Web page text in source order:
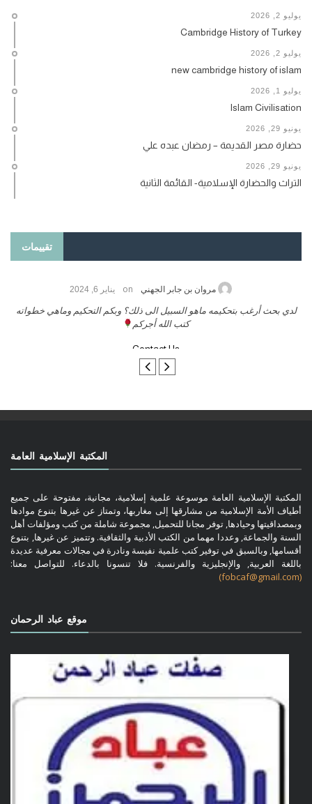
يوليو 2, 2026
Cambridge History of Turkey
يوليو 2, 2026
new cambridge history of islam
يوليو 1, 2026
Islam Civilisation
يونيو 29, 2026
حضارة مصر القديمة – رمضان عبده علي
يونيو 29, 2026
التراث والحضارة الإسلامية- القائمة الثانية
تقييمات
لدي بحث
حامد الزريقي on يناير 25, 2026
السلام عليكم ورحمة الله وبركاتة أرغب بنشر كتابي معكم
المكتبة الإسلامية العامة
المكتبة الإسلامية العامة موسوعة علمية إسلامية، مجانية، مفتوحة على جميع
أطياف الأمة الإسلامية من مشارقها إلى مغاربها، وتمتاز عن غيرها بتنوع موادها
وبمصداقيتها وحيادها, توفر مجانا للتحميل, مجموعة شاملة من كتب ومؤلفات أهل
السنة والجماعة, وعددا مهما من الكتب الأدبية والثقافية. وتتميز عن غيرها, بتنوع
أقسامها, وبالسبق في توفير كتب علمية نفيسة ونادرة في مجالات معرفية عديدة
باللغة العربية, والإنجليزية والفرنسية. فلا تنسونا بالدعاء. للتواصل معنا:
(fobcaf@gmail.com)
موقع عباد الرحمان